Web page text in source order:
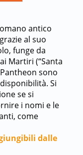
antico
al suo
funge da
Martiri (“Santa
sono
Si
se si
i nomi e le
come
dalle